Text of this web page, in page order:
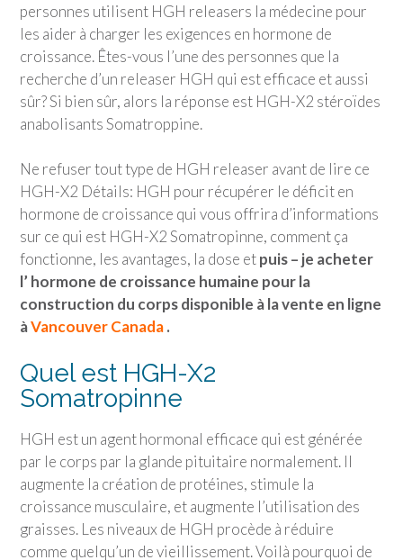
personnes utilisent HGH releasers la médecine pour
les aider à charger les exigences en hormone de
croissance. Êtes-vous l’une des personnes que la
recherche d’un releaser HGH qui est efficace et aussi
sûr? Si bien sûr, alors la réponse est HGH-X2 stéroïdes
anabolisants Somatroppine.
Ne refuser tout type de HGH releaser avant de lire ce
HGH-X2 Détails: HGH pour récupérer le déficit en
hormone de croissance qui vous offrira d’informations
sur ce qui est HGH-X2 Somatropinne, comment ça
fonctionne, les avantages, la dose etpuis – je acheter
l’ hormone de croissance humaine pour la
construction du corps disponible à la vente en ligne
àVancouver Canada.
Quel est HGH-X2
Somatropinne
HGH est un agent hormonal efficace qui est générée
par le corps par la glande pituitaire normalement. Il
augmente la création de protéines, stimule la
croissance musculaire, et augmente l’utilisation des
graisses. Les niveaux de HGH procède à réduire
comme quelqu’un de vieillissement. Voilà pourquoi de